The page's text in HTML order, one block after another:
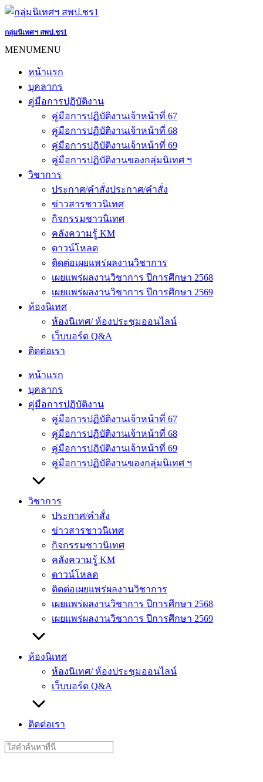
Skip
content
กลุ่มนิเทศฯ สพป.ชร1
MENUMENU
หน้าแรก
บุคลากร
คู่มือการปฏิบัติงาน
คู่มือการปฏิบัติงานเจ้าหน้าที่ 67
คู่มือการปฏิบัติงานเจ้าหน้าที่ 68
คู่มือการปฏิบัติงานเจ้าหน้าที่ 69
คู่มือการปฏิบัติงานของกลุ่มนิเทศ ฯ
วิชาการ
ประกาศ/คำสั่งประกาศ/คำสั่ง
ข่าวสารชาวนิเทศ
กิจกรรมชาวนิเทศ
คลังความรู้ KM
ดาวน์โหลด
ติดต่อเผยแพร่ผลงานวิชาการ
เผยแพร่ผลงานวิชาการ ปีการศึกษา 2568
เผยแพร่ผลงานวิชาการ ปีการศึกษา 2569
ห้องนิเทศ
ห้องนิเทศ/ ห้องประชุมออนไลน์
เว็บบอร์ด Q&A
ติดต่อเรา
หน้าแรก
บุคลากร
คู่มือการปฏิบัติงาน
คู่มือการปฏิบัติงานเจ้าหน้าที่ 67
คู่มือการปฏิบัติงานเจ้าหน้าที่ 68
คู่มือการปฏิบัติงานเจ้าหน้าที่ 69
คู่มือการปฏิบัติงานของกลุ่มนิเทศ ฯ
วิชาการ
ประกาศ/คำสั่ง
ข่าวสารชาวนิเทศ
กิจกรรมชาวนิเทศ
คลังความรู้ KM
ดาวน์โหลด
ติดต่อเผยแพร่ผลงานวิชาการ
เผยแพร่ผลงานวิชาการ ปีการศึกษา 2568
เผยแพร่ผลงานวิชาการ ปีการศึกษา 2569
ห้องนิเทศ
ห้องนิเทศ/ ห้องประชุมออนไลน์
เว็บบอร์ด Q&A
ติดต่อเรา
Search
for: